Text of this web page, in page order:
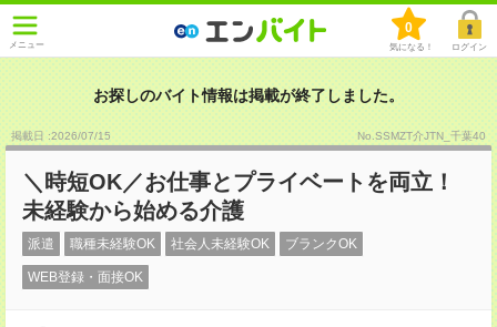
メニュー
0
気になる！ ログイン
お探しのバイト情報は掲載が終了しました。
掲載日 :2026/07/15 No.SSMZT介JTN_千葉40
＼時短OK／お仕事とプライベートを両立！
未経験から始める介護
派遣 職種未経験OK 社会人未経験OK ブランクOK
WEB登録・面接OK